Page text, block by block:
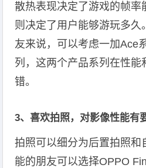
散热表现决定了游戏的帧率
则决定了用户能够游玩多久
友来说，可以考虑一加Ace
列，这两个产品系列在性能
错。
3、喜欢拍照，对影像性能有
拍照可以细分为后置拍照和
能的朋友可以选择OPPO